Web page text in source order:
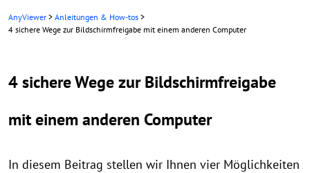
AnyViewer > Anleitungen & How-tos >
4 sichere Wege zur Bildschirmfreigabe mit einem anderen Computer
4 sichere Wege zur Bildschirmfreigabe
mit einem anderen Computer
In diesem Beitrag stellen wir Ihnen vier Möglichkeiten